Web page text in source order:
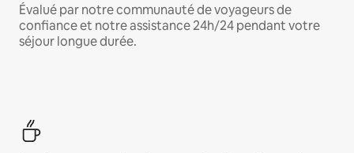
Évalué par notre communauté de voyageurs de
confiance et notre assistance 24h/24 pendant votre
séjour longue durée.